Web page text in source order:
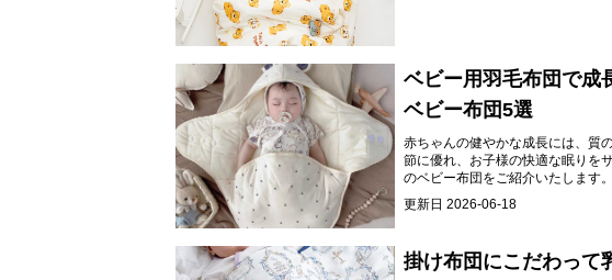
ベビー用羽毛布団で成
ベビー布団5選
赤ちゃんの健やかな成長には、質
節に優れ、お子様の快適な眠りを
のベビー布団をご紹介いたします。
更新日 2026-06-18
掛け布団にこだわって